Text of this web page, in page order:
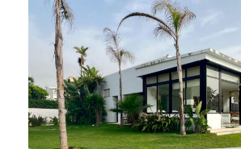
Sable d’or